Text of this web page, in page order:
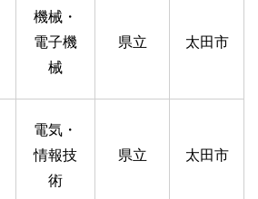
機械・
電子機
械
県立 太田市
電気・
情報技
術
県立 太田市